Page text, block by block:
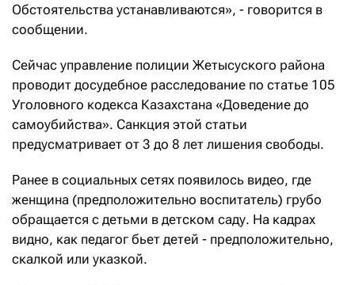
Обстоятельства устанавливаются», - говорится в
сообщении.
Сейчас управление полиции Жетысуского района
проводит досудебное расследование по статье 105
Уголовного кодекса Казахстана «Доведение до
самоубийства». Санкция этой статьи
предусматривает от 3 до 8 лет лишения свободы.
Ранее в социальных сетях появилось видео, где
женщина (предположительно воспитатель) грубо
обращается с детьми в детском саду. На кадрах
видно, как педагог бьет детей - предположительно,
скалкой или указкой.